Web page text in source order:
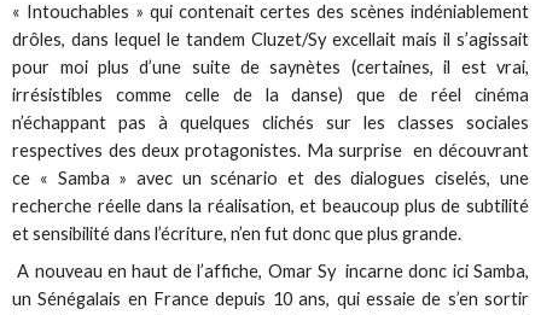
« Intouchables » qui contenait certes des scènes indéniablement
drôles, dans lequel le tandem Cluzet/Sy excellait mais il s’agissait
pour moi plus d’une suite de saynètes (certaines, il est vrai,
irrésistibles comme celle de la danse) que de réel cinéma
n’échappant pas à quelques clichés sur les classes sociales
respectives des deux protagonistes. Ma surprise en découvrant
ce « Samba » avec un scénario et des dialogues ciselés, une
recherche réelle dans la réalisation, et beaucoup plus de subtilité
et sensibilité dans l’écriture, n’en fut donc que plus grande.
A nouveau en haut de l’affiche, Omar Sy incarne donc ici Samba,
un Sénégalais en France depuis 10 ans, qui essaie de s’en sortir